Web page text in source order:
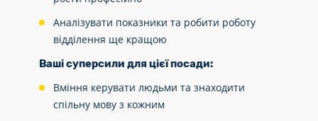
Аналізувати показники та робити роботу
відділення ще кращою
Ваші суперсили для цієї посади:
Вміння керувати людьми та знаходити
спільну мову з кожним